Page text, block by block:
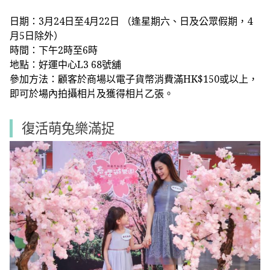
日期：3月24日至4月22日 （逢星期六、日及公眾假期，4
月5日除外）
時間：下午2時至6時
地點：好運中心L3 68號舖
參加方法：顧客於商場以電子貨幣消費滿HK$150或以上，
即可於場內拍攝相片及獲得相片乙張。
復活萌兔樂滿捉